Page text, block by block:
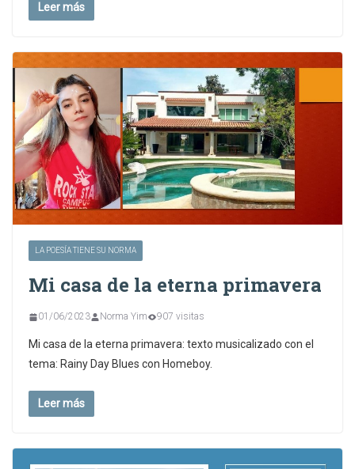
Leer más
LA POESÍA TIENE SU NORMA
Mi casa de la eterna primavera
01/06/2023 Norma Yim 907 visitas
Mi casa de la eterna primavera: texto musicalizado con el
tema: Rainy Day Blues con Homeboy.
Leer más